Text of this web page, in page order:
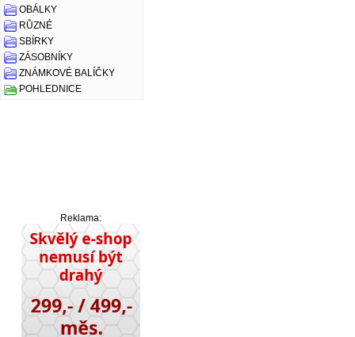
OBÁLKY
RŮZNÉ
SBÍRKY
ZÁSOBNÍKY
ZNÁMKOVÉ BALÍČKY
POHLEDNICE
Reklama: